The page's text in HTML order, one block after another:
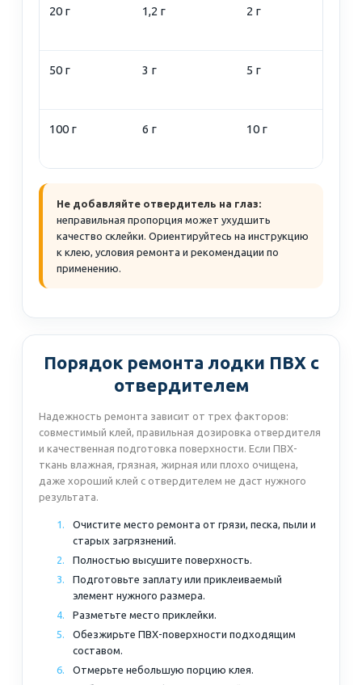
20 г 1,2 г 2 г
50 г 3 г 5 г
100 г 6 г 10 г
Не добавляйте отвердитель на глаз:
неправильная пропорция может ухудшить
качество склейки. Ориентируйтесь на инструкцию
к клею, условия ремонта и рекомендации по
применению.
Порядок ремонта лодки ПВХ с
отвердителем
Надежность ремонта зависит от трех факторов:
совместимый клей, правильная дозировка отвердителя
и качественная подготовка поверхности. Если ПВХ-
ткань влажная, грязная, жирная или плохо очищена,
даже хороший клей с отвердителем не даст нужного
результата.
Очистите место ремонта от грязи, песка, пыли и
старых загрязнений.
Полностью высушите поверхность.
Подготовьте заплату или приклеиваемый
элемент нужного размера.
Разметьте место приклейки.
Обезжирьте ПВХ-поверхности подходящим
составом.
Отмерьте небольшую порцию клея.